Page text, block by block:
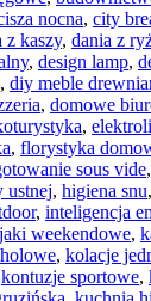
nocna, city
z kaszy, dania z
, design lamp,
, diy meble
, domowe
,
, florystyka
sous vide,
ustnej, higiena snu,
, inteligencja
weekendowe,
, kolacje
kontuzje sportowe,